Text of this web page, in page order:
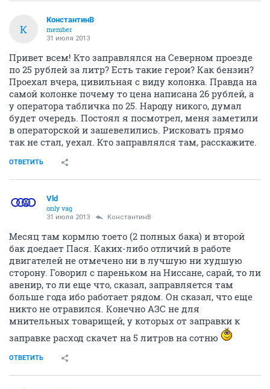
К
КонстантинВ
member
31 июля 2013
Привет всем! Кто заправлялся на Северном проезде
по 25 рублей за литр? Есть такие герои? Как бензин?
Проехал вчера, цивильная с виду колонка. Правда на
самой колонке почему то цена написана 26 рублей, а
у оператора табличка по 25. Народу никого, думал
будет очередь. Постоял я посмотрел, меня заметили
в операторской и зашевелились. Рисковать прямо
так не стал, уехал. Кто заправлялся там, расскажите.
ОТВЕТИТЬ
Vld
only vag
31 июля 2013 КонстантинВ
Месяц там кормлю тоето (2 полных бака) и второй
бак доедает Пася. Каких-либо отличий в работе
двигателей не отмечено ни в лучшую ни худшую
сторону. Говорил с пареньком на Ниссане, сарай, то ли
авенир, то ли еще что, сказал, заправляется там
больше года ибо работает рядом. Он сказал, что еще
никто не отравился. Конечно АЗС не для
мнительных товарищей, у которых от заправки к
заправке расход скачет на 5 литров на сотню
ОТВЕТИТЬ